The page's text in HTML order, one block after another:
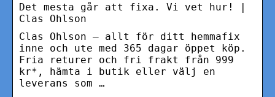
Det mesta går att fixa. Vi vet hur! |
Clas Ohlson
Clas Ohlson – allt för ditt hemmafix
inne och ute med 365 dagar öppet köp.
Fria returer och fri frakt från 999
kr*, hämta i butik eller välj en
leverans som …